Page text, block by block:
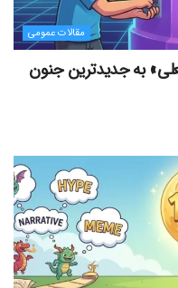
مقالات عمومی
به جدیدترین جنون